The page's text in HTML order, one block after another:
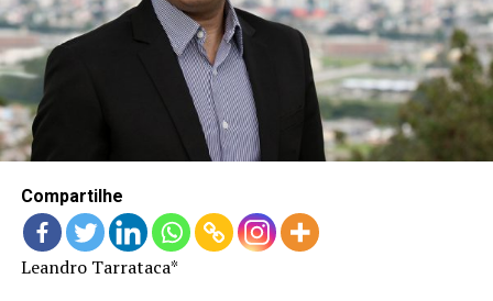
FINALIZAR COMPRA
HOME
LANÇAMENTOS
Compartilhe
Leandro Tarrataca*